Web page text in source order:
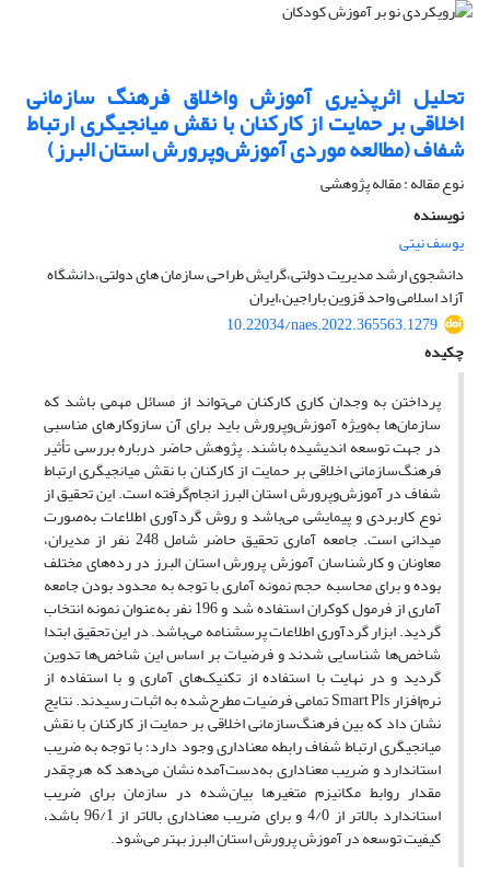
تحلیل اثرپذیری آموزش واخلاق فرهنگ‌ سازمانی
اخلاقی بر حمایت از کارکنان با نقش میانجیگری ارتباط
شفاف (مطالعه موردی آموزش‌وپرورش استان البرز)
نوع مقاله : مقاله پژوهشی
نویسنده
یوسف نیتی
دانشجوی ارشد مدیریت دولتی،گرایش طراحی سازمان های دولتی،دانشگاه
آزاد اسلامی واحد قزوین باراجین،ایران
10.22034/naes.2022.365563.1279
چکیده
پرداختن به وجدان کاری کارکنان می‌تواند از مسائل مهمی باشد که
سازمان‌ها به‌ویژه آموزش‌وپرورش باید برای آن سازوکارهای مناسبی
در جهت توسعه اندیشیده باشند. پژوهش حاضر درباره بررسی تأثیر
فرهنگ‌سازمانی اخلاقی بر حمایت از کارکنان با نقش میانجیگری ارتباط
شفاف در آموزش‌وپرورش استان البرز انجام‌گرفته است. این تحقیق از
نوع کاربردی و پیمایشی می‌باشد و روش گردآوری اطلاعات به‌صورت
میدانی است. جامعه آماری تحقیق حاضر شامل 248 نفر از مدیران،
معاونان و کارشناسان آموزش پرورش استان البرز در رده‌های مختلف
بوده و برای محاسبه حجم نمونه آماری با توجه به محدود بودن جامعه
آماری از فرمول کوکران استفاده شد و 196 نفر به‌عنوان نمونه انتخاب
گردید. ابزار گردآوری اطلاعات پرسشنامه‌ می‌باشد. در این تحقیق ابتدا
شاخص‌ها شناسایی شدند و فرضیات بر اساس این شاخص‌ها تدوین
گردید و در نهایت با استفاده از تکنیک‌های آماری و با استفاده از
نرم‌افزار Smart Pls تمامی فرضیات مطرح‌شده به اثبات رسیدند. نتایج
نشان داد که بین فرهنگ‌سازمانی اخلاقی بر حمایت از کارکنان با نقش
میانجیگری ارتباط شفاف رابطه معناداری وجود دارد؛ با توجه به ضریب
استاندارد و ضریب معناداری به‌دست‌آمده نشان می‌دهد که هرچقدر
مقدار روابط مکانیزم متغیرها بیان‌شده در سازمان برای ضریب
استاندارد بالاتر از 4/0 و برای ضریب معناداری بالاتر از 96/1 باشد،
کیفیت توسعه در آموزش پرورش استان البرز بهتر می‌شود.